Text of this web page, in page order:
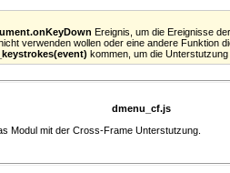
Ereignis, um die Ereignisse
verwenden wollen oder eine andere Funktion
kommen, um die
dmenu_cf.js
Modul mit der Cross-Frame Unterstutzung.